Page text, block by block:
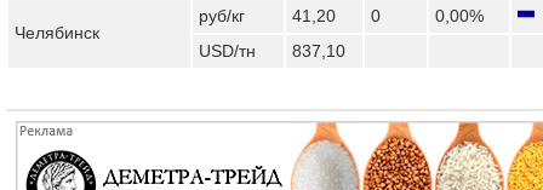
Челябинск
руб/кг 41,20 0
0,00%
USD/тн
837,10